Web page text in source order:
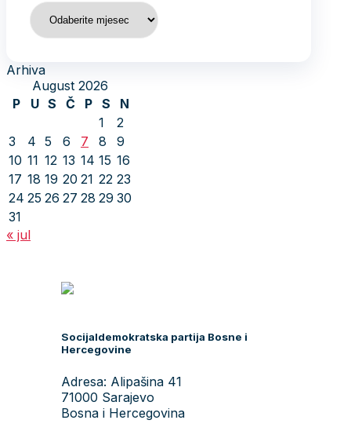
Arhiva
Arhiva
August 2026
P
U S Č P S
N
1
2
3
4 5 6 7 8
9
10 11 12 13 14 15 16
17 18 19 20 21 22 23
24 25 26 27 28 29 30
31
« jul
Socijaldemokratska partija Bosne i
Hercegovine
Adresa: Alipašina 41
71000 Sarajevo
Bosna i Hercegovina